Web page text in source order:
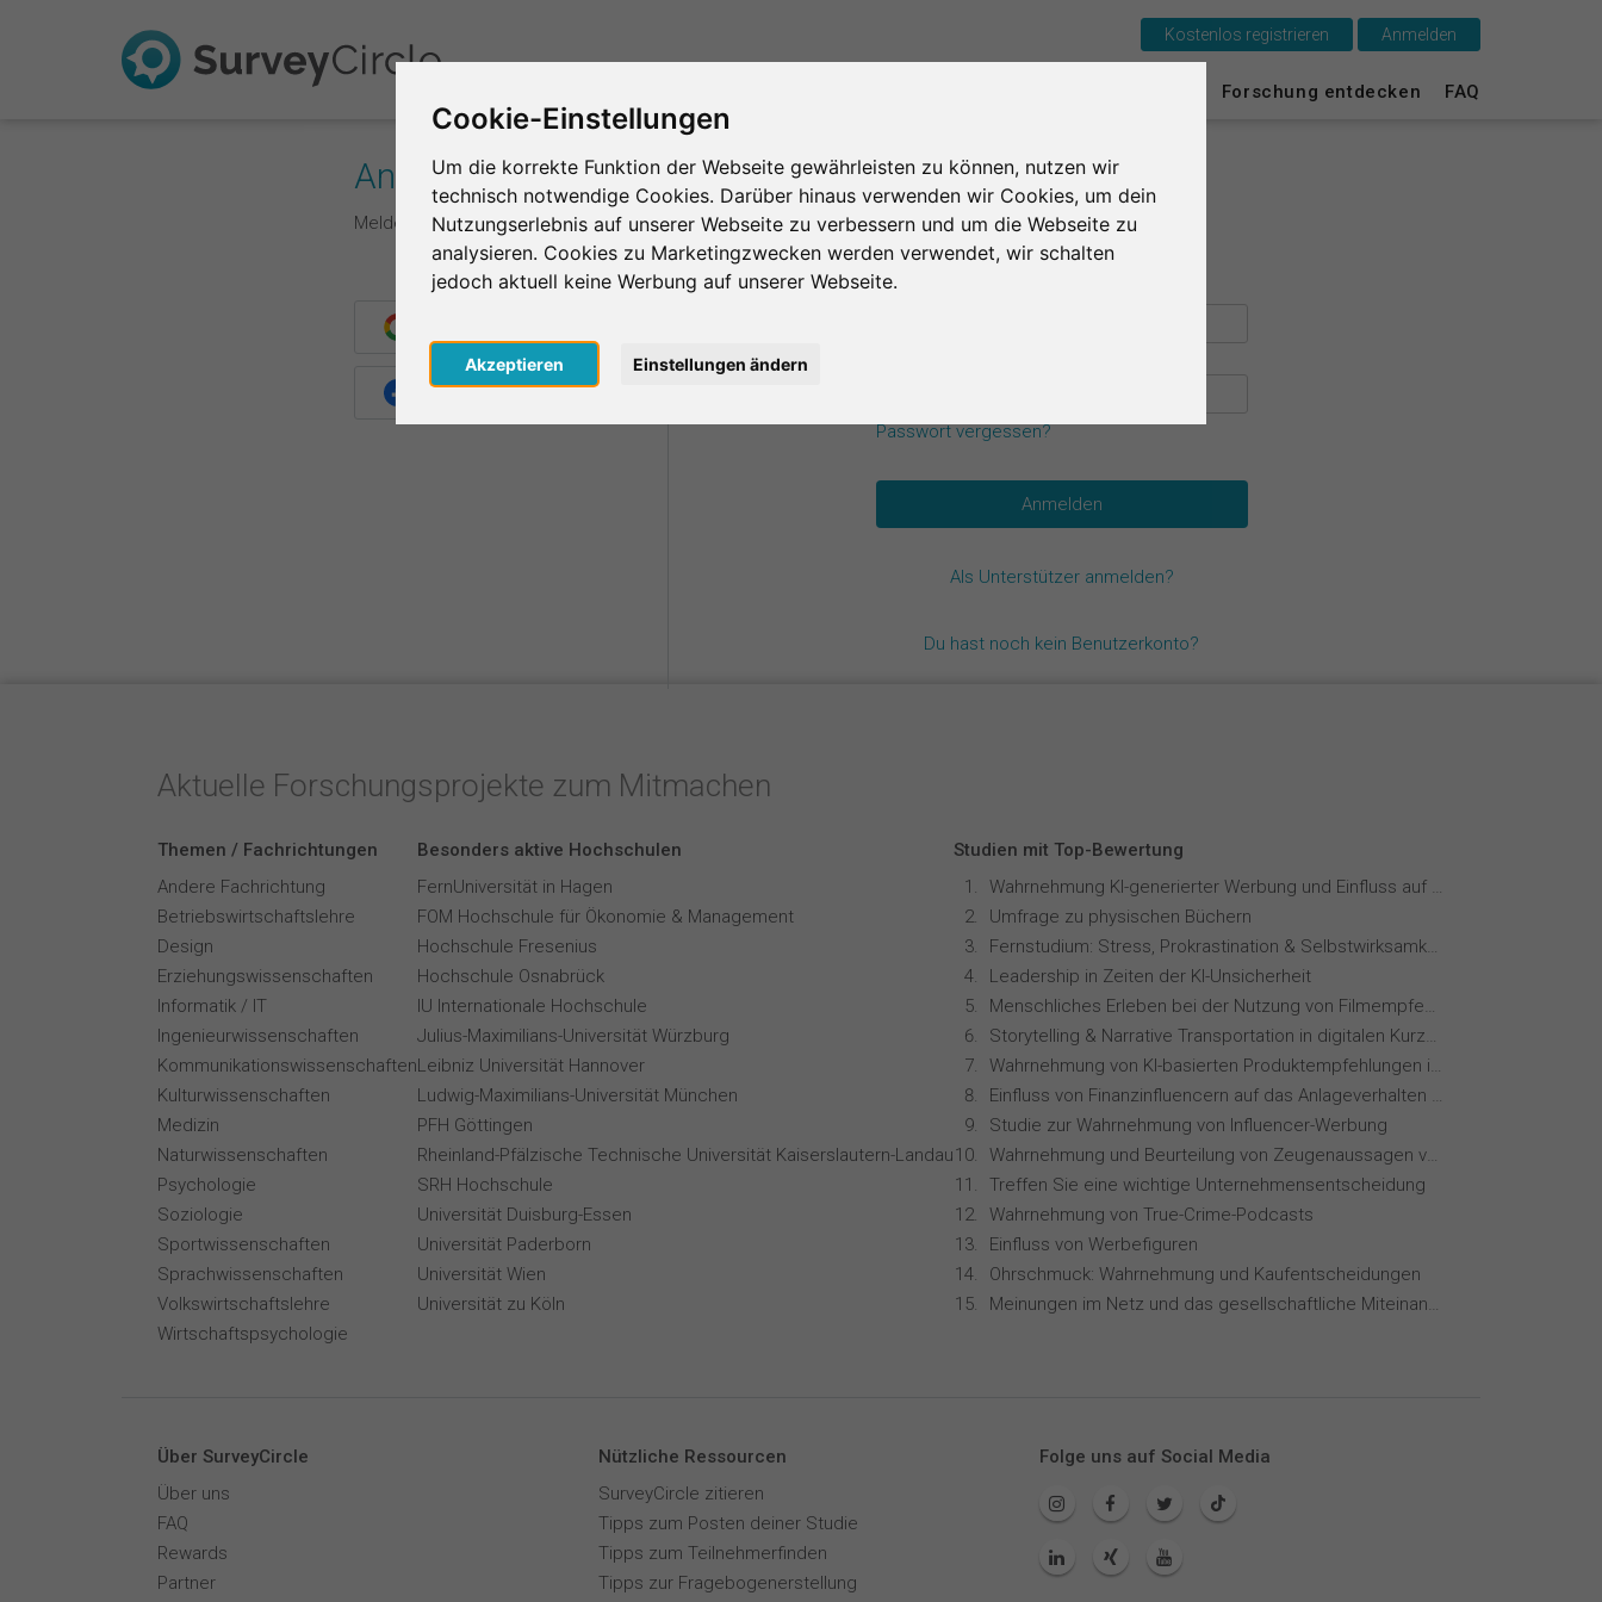
Cookie-Einstellungen
Um die korrekte Funktion der Webseite gewährleisten zu können, nutzen wir
technisch notwendige Cookies. Darüber hinaus verwenden wir Cookies, um dein
Nutzungserlebnis auf unserer Webseite zu verbessern und um die Webseite zu
analysieren. Cookies zu Marketingzwecken werden verwendet, wir schalten
jedoch aktuell keine Werbung auf unserer Webseite.
Akzeptieren Einstellungen ändern
Forschung entdecken FAQ
Kostenlos registrieren Anmelden
Anmelden
Melde dich hier mit deinen Zugangsdaten an.
Weiter mit Facebook
Passwort vergessen?
Als Unterstützer anmelden?
Du hast noch kein Benutzerkonto?
Aktuelle Forschungsprojekte zum Mitmachen
Themen / Fachrichtungen
Andere Fachrichtung
Betriebswirtschaftslehre
Design
Erziehungswissenschaften
Informatik / IT
Ingenieurwissenschaften
Kommunikationswissenschaften
Kulturwissenschaften
Medizin
Naturwissenschaften
Psychologie
Soziologie
Sportwissenschaften
Sprachwissenschaften
Volkswirtschaftslehre
Wirtschaftspsychologie
Besonders aktive Hochschulen
FernUniversität in Hagen
FOM Hochschule für Ökonomie & Management
Hochschule Fresenius
Hochschule Osnabrück
IU Internationale Hochschule
Julius-Maximilians-Universität Würzburg
Leibniz Universität Hannover
Ludwig-Maximilians-Universität München
PFH Göttingen
Rheinland-Pfälzische Technische Universität Kaiserslautern-Landau
SRH Hochschule
Universität Duisburg-Essen
Universität Paderborn
Universität Wien
Universität zu Köln
Studien mit Top-Bewertung
Wahrnehmung KI-generierter Werbung und Einfluss auf Markenvertrauen
Umfrage zu physischen Büchern
Fernstudium: Stress, Prokrastination & Selbstwirksamkeit
Leadership in Zeiten der KI-Unsicherheit
Menschliches Erleben bei der Nutzung von Filmempfehlungssystemen
Storytelling & Narrative Transportation in digitalen Kurzvideoformaten
Wahrnehmung von KI-basierten Produktempfehlungen in Mode-Online-Shops
Einfluss von Finanzinfluencern auf das Anlageverhalten der Gen Z⁠
Studie zur Wahrnehmung von Influencer-Werbung
Wahrnehmung und Beurteilung von Zeugenaussagen vor Gericht
Treffen Sie eine wichtige Unternehmensentscheidung
Wahrnehmung von True-Crime-Podcasts
Einfluss von Werbefiguren
Ohrschmuck: Wahrnehmung und Kaufentscheidungen
Meinungen im Netz und das gesellschaftliche Miteinander
Über SurveyCircle
Über uns
FAQ
Rewards
Partner
Nützliche Ressourcen
SurveyCircle zitieren
Tipps zum Posten deiner Studie
Tipps zum Teilnehmerfinden
Tipps zur Fragebogenerstellung
Folge uns auf Social Media